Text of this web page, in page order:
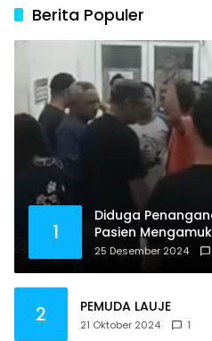
Berita Populer
1
Diduga
Pasien
25 Desember 2024
2 PEMUDA LAUJE
21 Oktober 2024 1